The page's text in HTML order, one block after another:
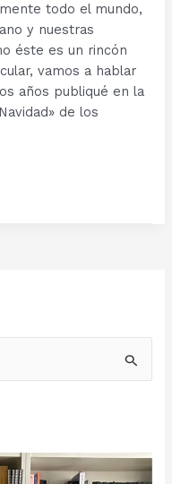
todo el mundo,
y nuestras
éste es un rincón
vamos a hablar
años publiqué en la
de los